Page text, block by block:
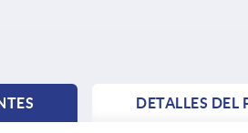
DETALLES DEL